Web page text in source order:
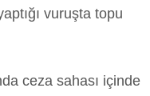
vuruşta topu
ceza sahası içinde